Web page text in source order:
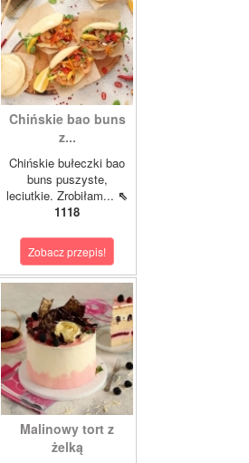
Chińskie bao buns
z...
Chińskie bułeczki bao
buns puszyste,
leciutkie. Zrobiłam... ⇖
1118
Zobacz przepis!
Malinowy tort z
żelką